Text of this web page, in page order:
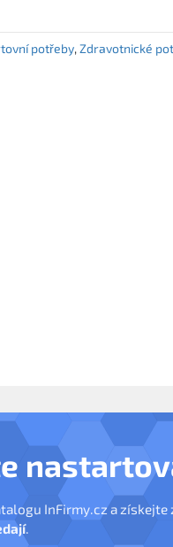
potřeby Zdravotnické
InFirmy.cz a
.